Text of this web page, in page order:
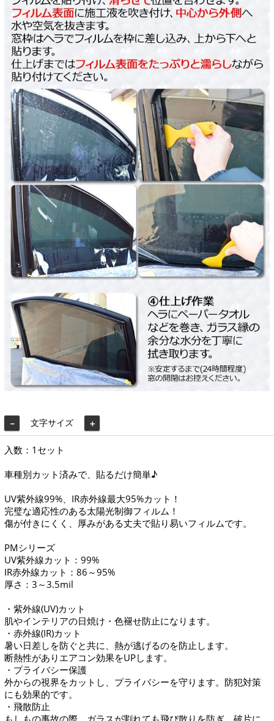
－ 文字サイズ ＋
入数：1セット
車種別カット済みで、貼るだけ簡単♪
UV紫外線99%、IR赤外線最大95%カット！
完璧な適応性のある太陽光制御フィルム！
傷が付きにくく、厚みがある丈夫で貼り易いフィルムです。
PMシリーズ
UV紫外線カット：99%
IR赤外線カット：86～95%
厚さ：3～3.5mil
・紫外線(UV)カット
肌やインテリアの日焼け・色褪せ防止になります。
・赤外線(IR)カット
暑い日差しを防ぐと共に、熱が逃げるのを防止します。
断熱性がありエアコン効果をUPします。
・プライバシー保護
外からの視界をカットし、プライバシーを守ります。防犯対策
にも効果的です。
・飛散防止